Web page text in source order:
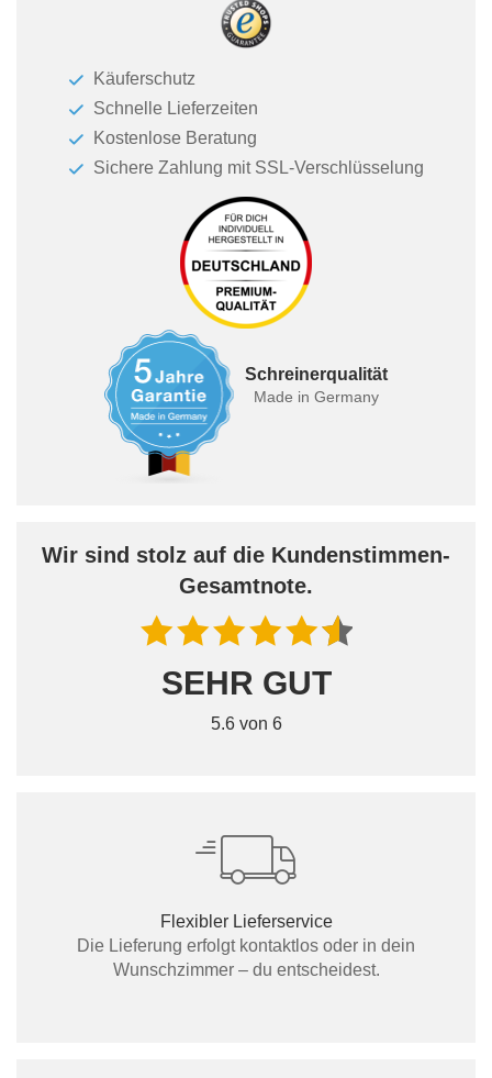
Käuferschutz
Schnelle Lieferzeiten
Kostenlose Beratung
Sichere Zahlung mit SSL-Verschlüsselung
Schreinerqualität
Made in Germany
Wir sind stolz auf die Kundenstimmen-
Gesamtnote.
SEHR GUT
5.6 von 6
Flexibler Lieferservice
Die Lieferung erfolgt kontaktlos oder in dein
Wunschzimmer – du entscheidest.